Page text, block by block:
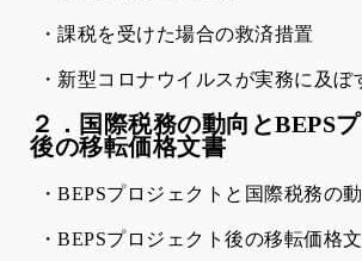
・課税を受けた場合の救済措置
・新型コロナウイルスが実務に及ぼ
２．国際税務の動向とBEPS
後の移転価格文書
・BEPSプロジェクトと国際税務の
・BEPSプロジェクト後の移転価格